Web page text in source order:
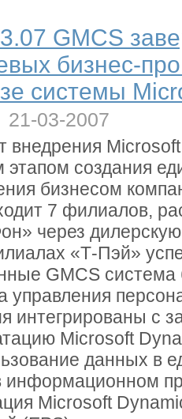
GMCS
бизнес-
системы
03-2007
внедрения
этапом создания
бизнесом
7 филиалов,
через
«Т-Пэй»
GMCS
управления
интегрированы с
Microsoft
данных в
Microsoft